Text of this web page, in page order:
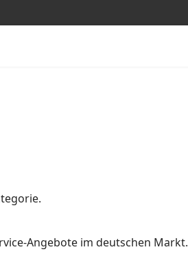
Angebote im deutschen Markt.